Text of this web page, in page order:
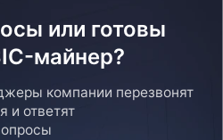
или готовы
майнер?
компании перезвонят
и ответят